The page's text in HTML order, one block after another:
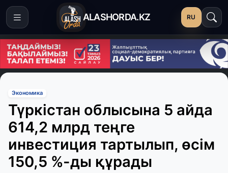
ALASHORDA.KZ RU
Экономика
Түркістан облысына 5 айда
614,2 млрд теңге
инвестиция тартылып, өсім
150,5 %-ды құрады